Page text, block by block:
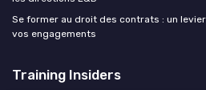
Se former au droit des contrats : un
vos engagements
Training Insiders